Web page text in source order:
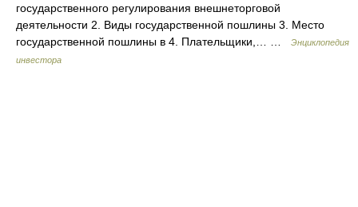
государственного регулирования внешнеторговой
деятельности 2. Виды государственной пошлины 3. Место
государственной пошлины в 4. Плательщики,… …
Энциклопедия
инвестора